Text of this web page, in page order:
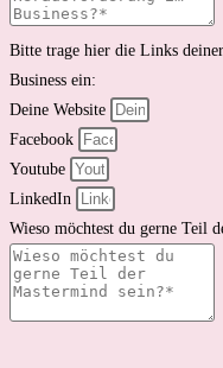
Bitte trage hier die Links
Business ein:
Deine Website
Facebook
Youtube
LinkedIn
Wieso möchtest du gerne Teil